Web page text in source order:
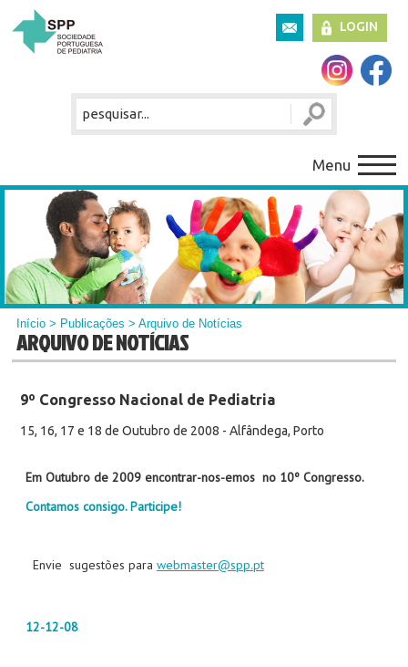
LOGIN
Menu
Início > Publicações > Arquivo de Notícias
ARQUIVO DE NOTÍCIAS
9º Congresso Nacional de Pediatria
15, 16, 17 e 18 de Outubro de 2008 - Alfândega, Porto
Em Outubro de 2009 encontrar-nos-emos no 10º Congresso.
Contamos consigo. Participe!
Envie sugestões para webmaster@spp.pt
12-12-08